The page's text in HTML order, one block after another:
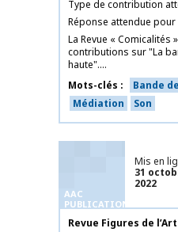
Type de contribution
Réponse attendue pour
La Revue « Comicalités
contributions sur "La
haute"....
Mots-clés
Bande
Médiation
Son
AAC
PUBLICATIONS
Mis en
31
2022
Nom de la publication
Revue Figures de l’Art